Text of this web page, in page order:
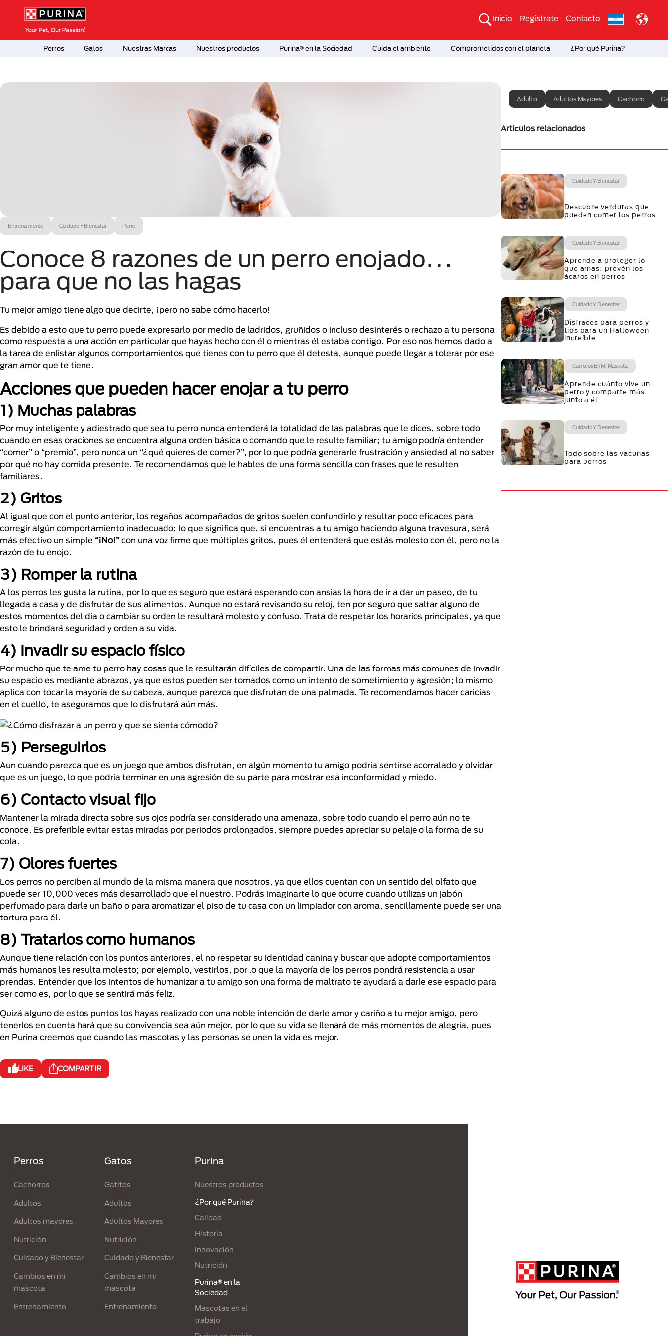
Pasar al contenido principal
Menú Secundario Purina
Inicio Regístrate Contacto
Menú Principal Purina
Perros Gatos Nuestras Marcas Nuestros productos Purina® en la Sociedad Cuida el ambiente Comprometidos con el planeta ¿Por qué Purina?
Entrenamiento Cuidado Y Bienestar Perro
Conoce 8 razones de un perro enojado…
para que no las hagas
Tu mejor amigo tiene algo que decirte, ¡pero no sabe cómo hacerlo!
Es debido a esto que tu perro puede expresarlo por medio de ladridos, gruñidos o incluso desinterés o rechazo a tu persona
como respuesta a una acción en particular que hayas hecho con él o mientras él estaba contigo. Por eso nos hemos dado a
la tarea de enlistar algunos comportamientos que tienes con tu perro que él detesta, aunque puede llegar a tolerar por ese
gran amor que te tiene.
Acciones que pueden hacer enojar a tu perro
1) Muchas palabras
Por muy inteligente y adiestrado que sea tu perro nunca entenderá la totalidad de las palabras que le dices, sobre todo
cuando en esas oraciones se encuentra alguna orden básica o comando que le resulte familiar; tu amigo podría entender
“comer” o “premio”, pero nunca un “¿qué quieres de comer?”, por lo que podría generarle frustración y ansiedad al no saber
por qué no hay comida presente. Te recomendamos que le hables de una forma sencilla con frases que le resulten
familiares.
2) Gritos
Al igual que con el punto anterior, los regaños acompañados de gritos suelen confundirlo y resultar poco eficaces para
corregir algún comportamiento inadecuado; lo que significa que, si encuentras a tu amigo haciendo alguna travesura, será
más efectivo un simple “¡No!” con una voz firme que múltiples gritos, pues él entenderá que estás molesto con él, pero no la
razón de tu enojo.
3) Romper la rutina
A los perros les gusta la rutina, por lo que es seguro que estará esperando con ansias la hora de ir a dar un paseo, de tu
llegada a casa y de disfrutar de sus alimentos. Aunque no estará revisando su reloj, ten por seguro que saltar alguno de
estos momentos del día o cambiar su orden le resultará molesto y confuso. Trata de respetar los horarios principales, ya que
esto le brindará seguridad y orden a su vida.
4) Invadir su espacio físico
Por mucho que te ame tu perro hay cosas que le resultarán difíciles de compartir. Una de las formas más comunes de invadir
su espacio es mediante abrazos, ya que estos pueden ser tomados como un intento de sometimiento y agresión; lo mismo
aplica con tocar la mayoría de su cabeza, aunque parezca que disfrutan de una palmada. Te recomendamos hacer caricias
en el cuello, te aseguramos que lo disfrutará aún más.
5) Perseguirlos
Aun cuando parezca que es un juego que ambos disfrutan, en algún momento tu amigo podría sentirse acorralado y olvidar
que es un juego, lo que podría terminar en una agresión de su parte para mostrar esa inconformidad y miedo.
6) Contacto visual fijo
Mantener la mirada directa sobre sus ojos podría ser considerado una amenaza, sobre todo cuando el perro aún no te
conoce. Es preferible evitar estas miradas por periodos prolongados, siempre puedes apreciar su pelaje o la forma de su
cola.
7) Olores fuertes
Los perros no perciben al mundo de la misma manera que nosotros, ya que ellos cuentan con un sentido del olfato que
puede ser 10,000 veces más desarrollado que el nuestro. Podrás imaginarte lo que ocurre cuando utilizas un jabón
perfumado para darle un baño o para aromatizar el piso de tu casa con un limpiador con aroma, sencillamente puede ser una
tortura para él.
8) Tratarlos como humanos
Aunque tiene relación con los puntos anteriores, el no respetar su identidad canina y buscar que adopte comportamientos
más humanos les resulta molesto; por ejemplo, vestirlos, por lo que la mayoría de los perros pondrá resistencia a usar
prendas. Entender que los intentos de humanizar a tu amigo son una forma de maltrato te ayudará a darle ese espacio para
ser como es, por lo que se sentirá más feliz.
Quizá alguno de estos puntos los hayas realizado con una noble intención de darle amor y cariño a tu mejor amigo, pero
tenerlos en cuenta hará que su convivencia sea aún mejor, por lo que su vida se llenará de más momentos de alegría, pues
en Purina creemos que cuando las mascotas y las personas se unen la vida es mejor.
LIKE COMPARTIR
Adulto Adultos Mayores Cachorro
Artículos relacionados
Cuidado Y Bienestar
Descubre verduras que
pueden comer los perros
Cuidado Y Bienestar
Aprende a proteger lo
que amas: prevén los
ácaros en perros
Cuidado Y Bienestar
Disfraces para perros y
tips para un Halloween
increíble
Cambios En Mi Mascota
Aprende cuánto vive un
perro y comparte más
junto a él
Cuidado Y Bienestar
Todo sobre las vacunas
para perros
Perros
Cachorros
Adultos
Adultos mayores
Nutrición
Cuidado y Bienestar
Cambios en mi
mascota
Entrenamiento
Gatos
Gatitos
Adultos
Adultos Mayores
Nutrición
Cuidado y Bienestar
Cambios en mi
mascota
Entrenamiento
Purina
Nuestros productos
¿Por qué Purina?
Calidad
Historia
Innovación
Nutrición
Purina® en la
Sociedad
Mascotas en el
trabajo